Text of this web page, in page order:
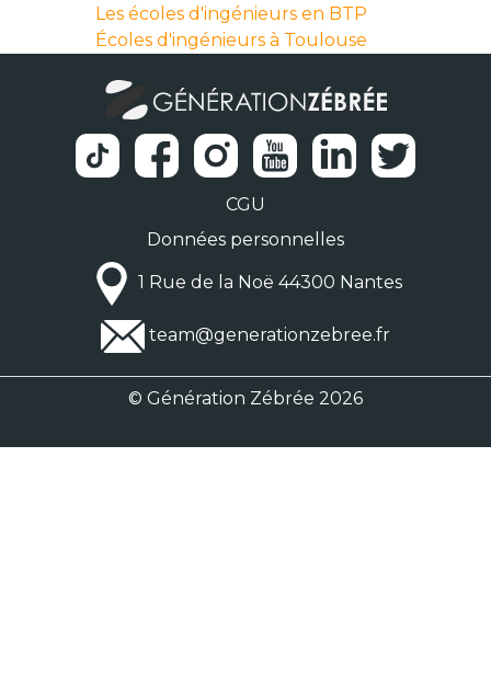
Les écoles d'ingénieurs en BTP
Écoles d'ingénieurs à Toulouse
CGU
Données personnelles
1 Rue de la Noë 44300 Nantes
team@generationzebree.fr
© Génération Zébrée 2026